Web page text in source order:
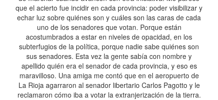
que el acierto fue incidir en cada provincia: poder visibilizar y
echar luz sobre quiénes son y cuáles son las caras de cada
uno de los senadores que votan. Porque están
acostumbrados a estar en niveles de opacidad, en los
subterfugios de la política, porque nadie sabe quiénes son
sus senadores. Esta vez la gente sabía con nombre y
apellido quién era el senador de cada provincia, y eso es
maravilloso. Una amiga me contó que en el aeropuerto de
La Rioja agarraron al senador libertario Carlos Pagotto y le
reclamaron cómo iba a votar la extranjerización de la tierra.